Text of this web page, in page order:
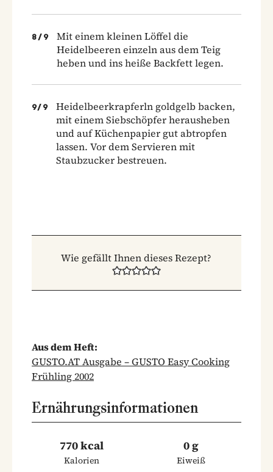
8 / 9
Mit einem kleinen Löffel die
Heidelbeeren einzeln aus dem Teig
heben und ins heiße Backfett legen.
9/ 9
Heidelbeerkrapferln goldgelb backen,
mit einem Siebschöpfer herausheben
und auf Küchenpapier gut abtropfen
lassen. Vor dem Servieren mit
Staubzucker bestreuen.
Wie gefällt Ihnen dieses Rezept?
Aus dem Heft:
GUSTO.AT Ausgabe – GUSTO Easy Cooking
Frühling 2002
Ernährungsinformationen
770 kcal
Kalorien
0 g
Eiweiß